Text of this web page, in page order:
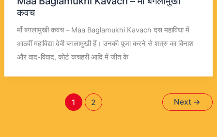
कवच
माँ बगलामुखी कवच – Maa Baglamukhi Kavach दस महाविधा में
आठवीं महाविद्या देवी बगलामुखी हैं। उनकी पूजा करने से शत्रु का विनाश
और वाद-विवाद, कोर्ट कचहरी आदि में जीत के
1 2 Next →